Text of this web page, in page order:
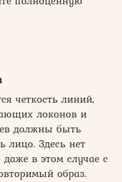
четкость линий,
локонов и
должны быть
лицо. Здесь нет
в этом случае с
образ.